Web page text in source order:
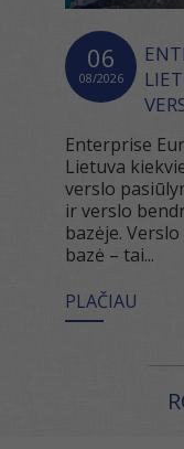
06
08/2026
Enterprise
Lietuva
verslo
ir verslo
bazėje.
bazė – tai...
PLAČIAU